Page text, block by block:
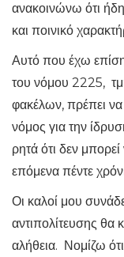
ανακοινώνω ότι
και ποινικό
Αυτό που έχω
του νόμου 2225,
φακέλων, πρέπει
νόμος για την
ρητά ότι δεν
επόμενα πέντε
Οι καλοί μου
αντιπολίτευσης
αλήθεια. Νομίζω